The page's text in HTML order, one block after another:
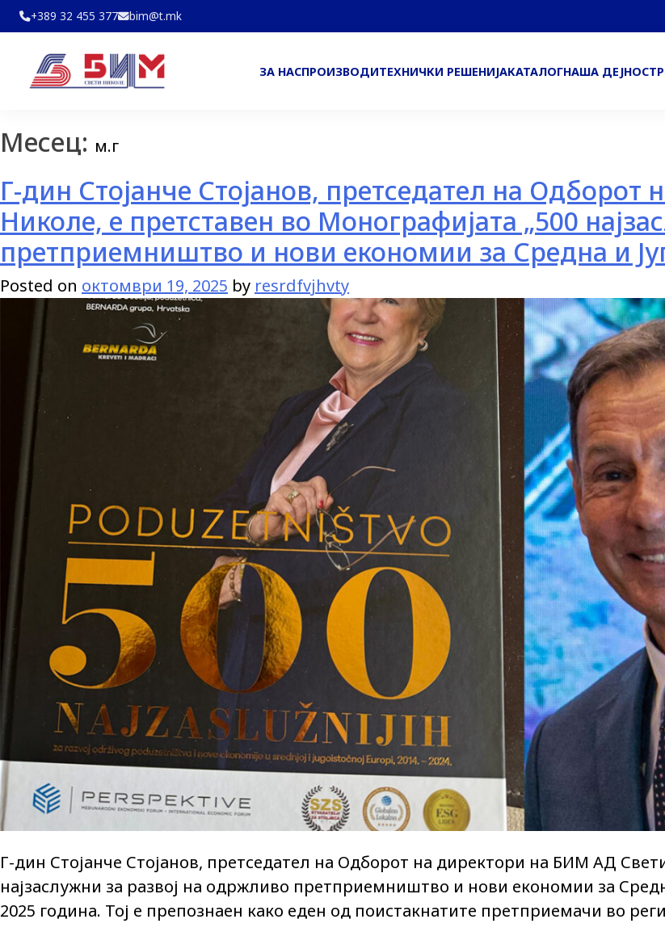
+389 32 455 377 bim@t.mk
ЗА НАСПРОИЗВОДИТЕХНИЧКИ РЕШЕНИЈАКАТАЛОГНАША ДЕЈНОСТ
Месец: м.г
Г-дин Стојанче Стојанов, претседател на
Николе, е претставен во Монографијата „500
претприемништво и нови економии за Средна и
Posted on октомври 19, 2025 by resrdfvjhvty
Г-дин Стојанче Стојанов, претседател на Одборот на директори на БИМ АД
најзаслужни за развој на одржливо претприемништво и нови економии за
2025 година. Тој е препознаен како еден од поистакнатите претприемачи во